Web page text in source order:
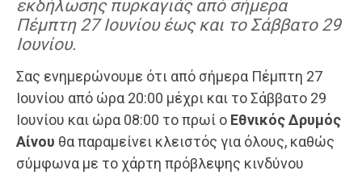
εκδήλωσης πυρκαγιάς από σήμερα
Πέμπτη 27 Ιουνίου έως και το Σάββατο 29
Ιουνίου.
Σας ενημερώνουμε ότι από σήμερα Πέμπτη 27
Ιουνίου από ώρα 20:00 μέχρι και το Σάββατο 29
Ιουνίου και ώρα 08:00 το πρωί ο Εθνικός Δρυμός
Αίνου θα παραμείνει κλειστός για όλους, καθώς
σύμφωνα με το χάρτη πρόβλεψης κινδύνου